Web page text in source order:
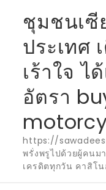
content
ชุมชนเซี
ประเทศ
เร้าใจ ไ
อัตรา
https://
พรั่งพรูไปด้วยผู้คนม
เครดิตทุกวัน คาสิโ